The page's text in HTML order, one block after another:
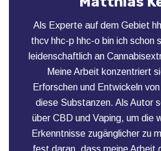
Als Experte auf dem Gebiet
thcv hhc-p hhc-o bin ich schon
leidenschaftlich an
Meine Arbeit konzentriert
Erforschen und Entwickeln
diese Substanzen. Als Autor
über CBD und Vaping, um die
Erkenntnisse zugänglicher zu